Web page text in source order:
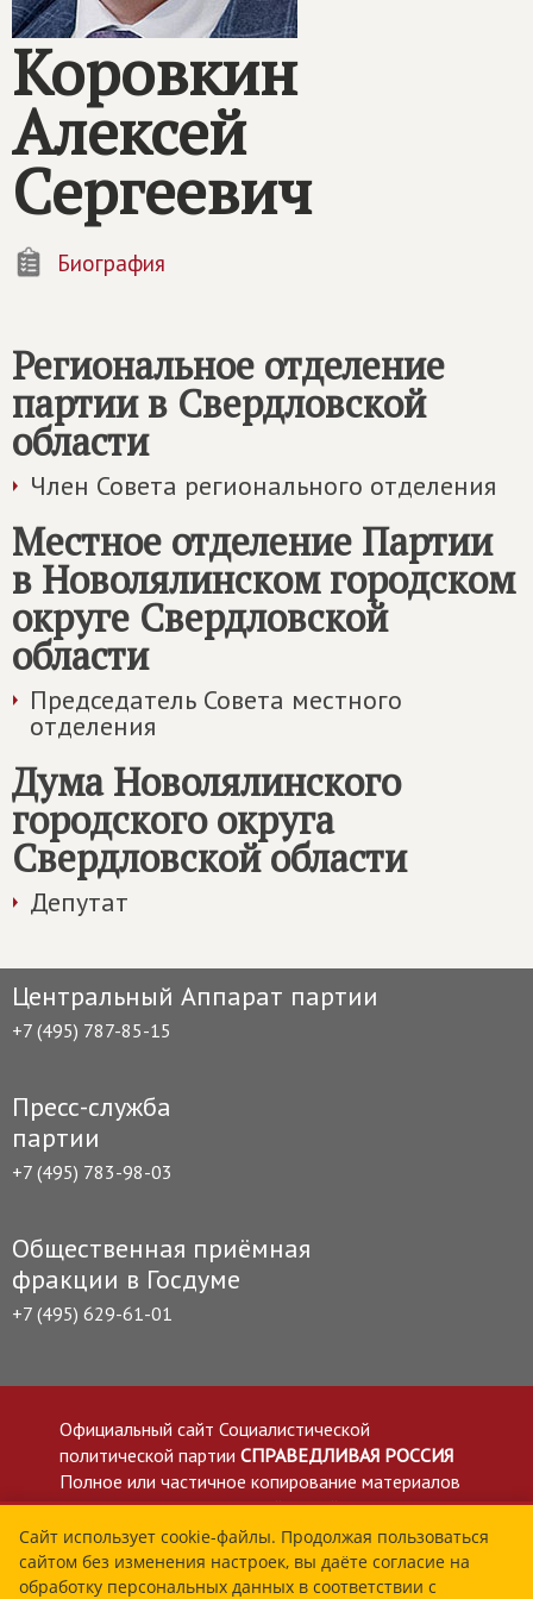
Коровкин
Алексей
Сергеевич
Биография
Региональное отделение
партии в Свердловской
области
Член Совета регионального отделения
Местное отделение Партии
в Новолялинском городском
округе Свердловской
области
Председатель Совета местного
отделения
Дума Новолялинского
городского округа
Свердловской области
Депутат
Центральный Аппарат партии
+7 (495) 787-85-15
Пресс-служба
партии
+7 (495) 783-98-03
Общественная приёмная
фракции в Госдуме
+7 (495) 629-61-01
Официальный сайт Социалистической
политической партии СПРАВЕДЛИВАЯ РОССИЯ
Полное или частичное копирование материалов
приветствуется со ссылкой на сайт spravedlivo.ru
Политика в отношении обработки персональных
данных
Все материалы сайта spravedlivo.ru доступны по
Сайт использует cookie-файлы. Продолжая пользоваться
сайтом без изменения настроек, вы даёте согласие на
обработку персональных данных в соответствии с